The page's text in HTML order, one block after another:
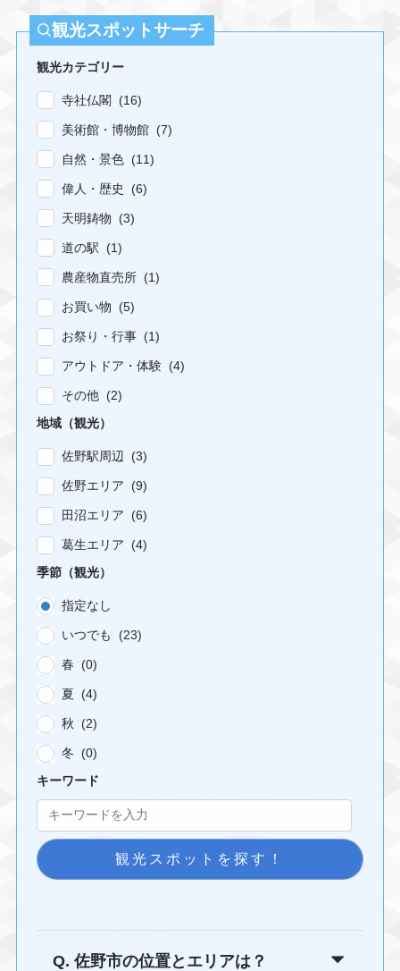
観光スポットサーチ
観光カテゴリー
寺社仏閣 (16)
美術館・博物館 (7)
自然・景色 (11)
偉人・歴史 (6)
天明鋳物 (3)
道の駅 (1)
農産物直売所 (1)
お買い物 (5)
お祭り・行事 (1)
アウトドア・体験 (4)
その他 (2)
地域（観光）
佐野駅周辺 (3)
佐野エリア (9)
田沼エリア (6)
葛生エリア (4)
季節（観光）
指定なし
いつでも (23)
春 (0)
夏 (4)
秋 (2)
冬 (0)
キーワード
観光スポットを探す！
Q. 佐野市の位置とエリアは？